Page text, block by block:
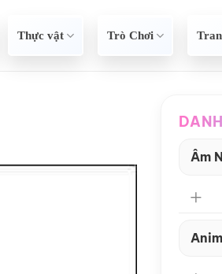
Thực vật Trò Chơi
Âm